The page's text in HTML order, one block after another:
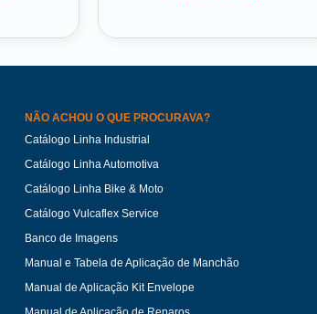
NÃO ACHOU O QUE PROCURAVA?
Catálogo Linha Industrial
Catálogo Linha Automotiva
Catálogo Linha Bike & Moto
Catálogo Vulcaflex Service
Banco de Imagens
Manual e Tabela de Aplicação de Manchão
Manual de Aplicação Kit Envelope